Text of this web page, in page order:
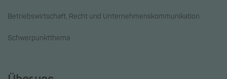
Betriebswirtschaft, Recht und Unternehmenskommunikation
Schwerpunktthema